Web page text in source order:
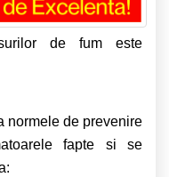
de fum este
normele de prevenire
fapte si se